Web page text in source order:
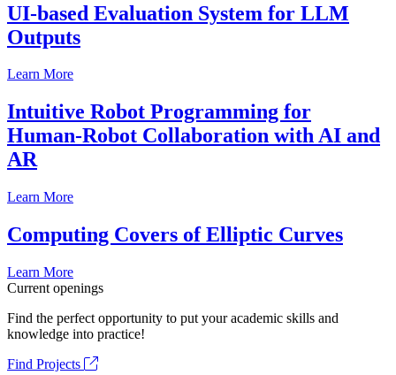
UI-based Evaluation System for LLM
Outputs
Learn More
Intuitive Robot Programming for
Human-Robot Collaboration with AI and
AR
Learn More
Computing Covers of Elliptic Curves
Learn More
Current openings
Find the perfect opportunity to put your academic skills and
knowledge into practice!
Find Projects